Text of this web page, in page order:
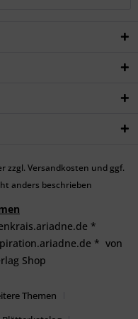
zzgl. Versandkosten und ggf.
anders beschrieben
*
* von
Shop
Themen